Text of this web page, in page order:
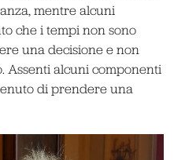
mentre alcuni
che i tempi non sono
una decisione e non
Assenti alcuni componenti
di prendere una